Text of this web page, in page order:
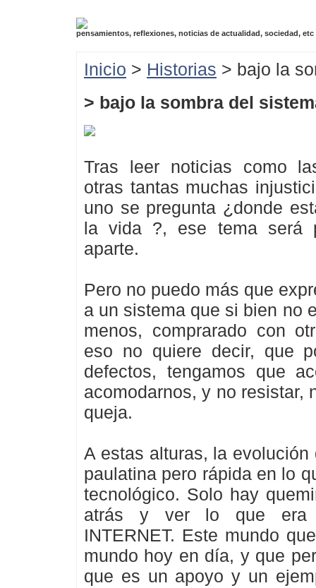
pensamientos, reflexiones, noticias de actualidad, sociedad, etc
Inicio > Historias > bajo la
> bajo la sombra del
Tras leer noticias como
otras tantas muchas
uno se pregunta ¿donde
la vida ?, ese tema será
aparte.
Pero no puedo más que
a un sistema que si bien no
menos, comprarado con
eso no quiere decir, que
defectos, tengamos que
acomodarnos, y no resistar,
queja.
A estas alturas, la
paulatina pero rápida en lo
tecnológico. Solo hay
atrás y ver lo que era
INTERNET. Este mundo
mundo hoy en día, y que
que es un apoyo y un